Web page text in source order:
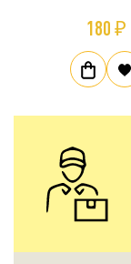
180 ₽